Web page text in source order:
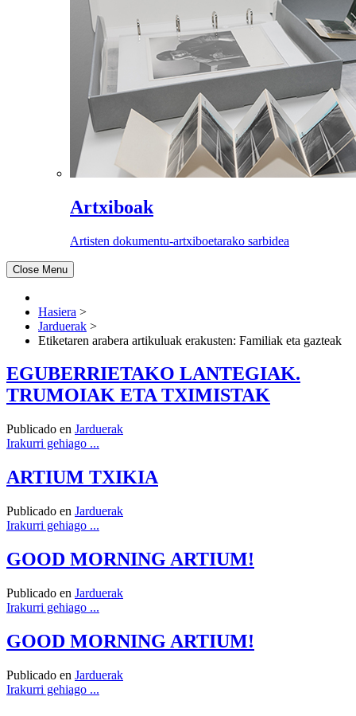
Artxiboak
Artisten dokumentu-artxiboetarako sarbidea
Close Menu
Hasiera >
Jarduerak >
Etiketaren arabera artikuluak erakusten: Familiak eta gazteak
EGUBERRIETAKO LANTEGIAK.
TRUMOIAK ETA TXIMISTAK
Publicado en Jarduerak
Irakurri gehiago ...
ARTIUM TXIKIA
Publicado en Jarduerak
Irakurri gehiago ...
GOOD MORNING ARTIUM!
Publicado en Jarduerak
Irakurri gehiago ...
GOOD MORNING ARTIUM!
Publicado en Jarduerak
Irakurri gehiago ...